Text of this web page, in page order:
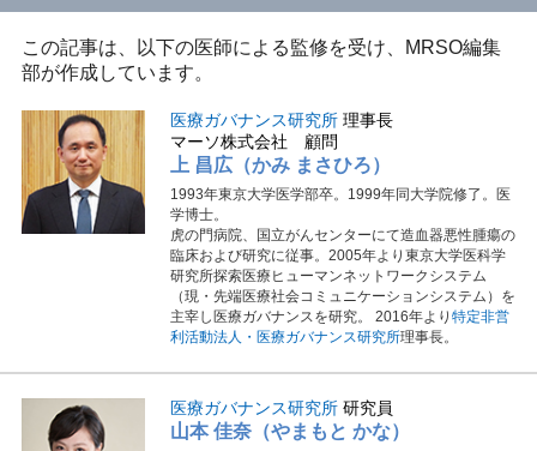
この記事は、以下の医師による監修を受け、MRSO編集
部が作成しています。
医療ガバナンス研究所理事長
マーソ株式会社 顧問
上 昌広（かみ まさひろ）
1993年東京大学医学部卒。1999年同大学院修了。医
学博士。
虎の門病院、国立がんセンターにて造血器悪性腫瘍の
臨床および研究に従事。2005年より東京大学医科学
研究所探索医療ヒューマンネットワークシステム
（現・先端医療社会コミュニケーションシステム）を
主宰し医療ガバナンスを研究。 2016年より 特定非営
利活動法人・医療ガバナンス研究所理事長。
医療ガバナンス研究所研究員
山本 佳奈（やまもと かな）